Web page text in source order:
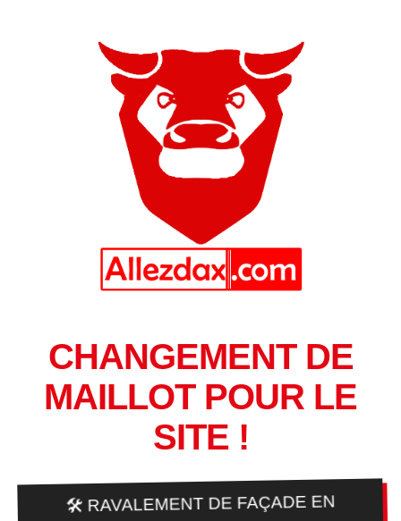
CHANGEMENT DE
MAILLOT POUR LE
SITE !
🛠️ RAVALEMENT DE FAÇADE EN